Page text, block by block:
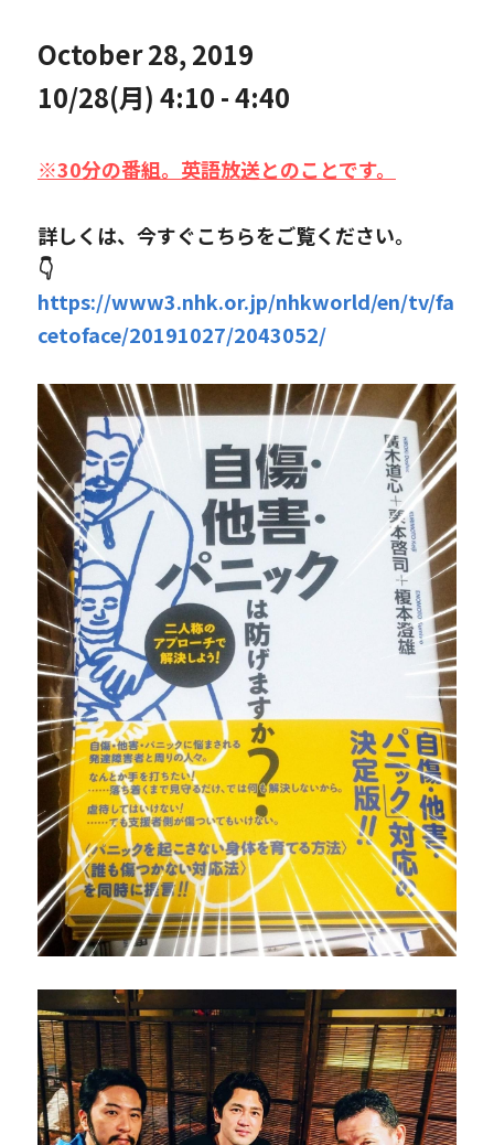
October 28, 2019
10/28(月) 4:10 - 4:40
※30分の番組。英語放送とのことです。
詳しくは、今すぐこちらをご覧ください。
👇
https://www3.nhk.or.jp/nhkworld/en/tv/fa
cetoface/20191027/2043052/